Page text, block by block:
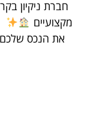
חברת ניקיון
מקצועיים
את הנכס